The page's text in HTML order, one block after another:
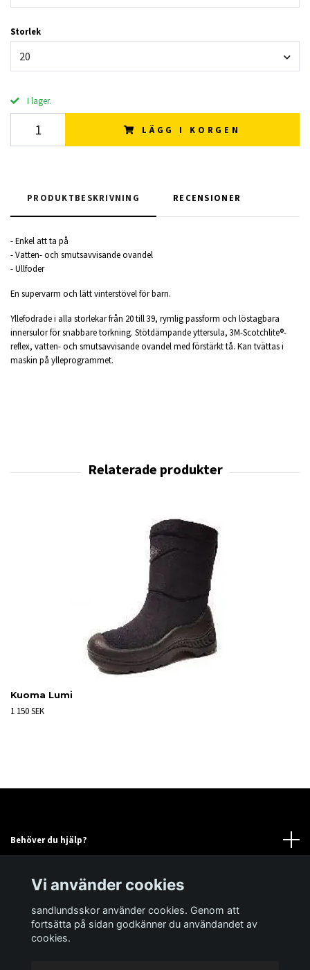
Storlek
20
I lager.
LÄGG I KORGEN
PRODUKTBESKRIVNING RECENSIONER
- Enkel att ta på
- Vatten- och smutsavvisande ovandel
- Ullfoder
En supervarm och lätt vinterstövel för barn.
Yllefodrade i alla storlekar från 20 till 39, rymlig passform och löstagbara
innersulor för snabbare torkning. Stötdämpande yttersula, 3M-Scotchlite®-
reflex, vatten- och smutsavvisande ovandel med förstärkt tå. Kan tvättas i
maskin på ylleprogrammet.
Kuoma Lumi
1 150 SEK
Behöver du hjälp?
Sociala medier
Vi använder cookies
sandlundsskor använder cookies. Genom att
fortsätta på sidan godkänner du användandet av
cookies.